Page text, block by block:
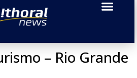
– Rio Grande